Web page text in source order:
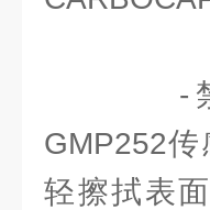
-禁
GMP252
轻擦拭表